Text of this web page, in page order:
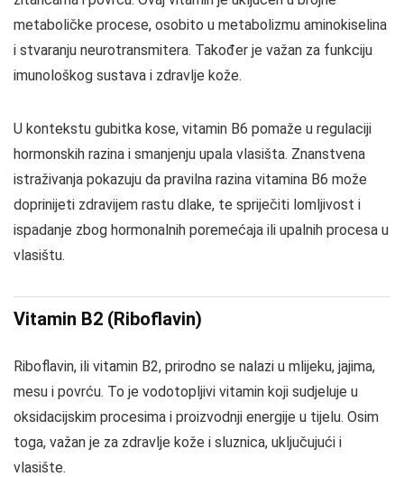
metaboličke procese, osobito u metabolizmu aminokiselina
i stvaranju neurotransmitera. Također je važan za funkciju
imunološkog sustava i zdravlje kože.
U kontekstu gubitka kose, vitamin B6 pomaže u regulaciji
hormonskih razina i smanjenju upala vlasišta. Znanstvena
istraživanja pokazuju da pravilna razina vitamina B6 može
doprinijeti zdravijem rastu dlake, te spriječiti lomljivost i
ispadanje zbog hormonalnih poremećaja ili upalnih procesa u
vlasištu.
Vitamin B2 (Riboflavin)
Riboflavin, ili vitamin B2, prirodno se nalazi u mlijeku, jajima,
mesu i povrću. To je vodotopljivi vitamin koji sudjeluje u
oksidacijskim procesima i proizvodnji energije u tijelu. Osim
toga, važan je za zdravlje kože i sluznica, uključujući i
vlasište.